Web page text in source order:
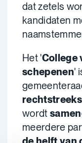
dat zetels
kandidaten
Het 'College
schepenen'
wordt
meerdere